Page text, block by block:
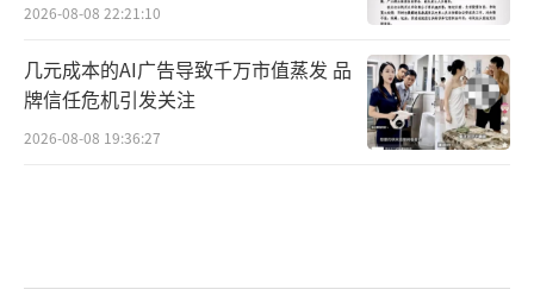
2026-08-08 22:21:10
几元成本的AI广告导致千万市值蒸发 品
牌信任危机引发关注
2026-08-08 19:36:27